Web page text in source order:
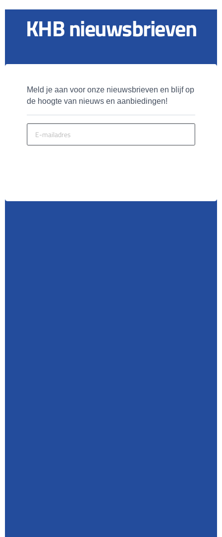
KHB nieuwsbrieven
Meld je aan voor onze nieuwsbrieven en blijf op
de hoogte van nieuws en aanbiedingen!